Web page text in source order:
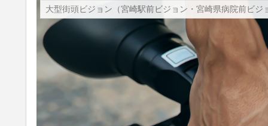
大型街頭ビジョン（宮崎駅前ビジョン・宮崎県病院前ビジ